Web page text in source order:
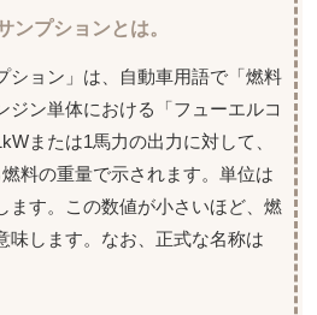
ンプションとは。
ション」は、自動車用語で「燃料
ジン単体における「フューエルコ
または1馬力の出力に対して、
料の重量で示されます。単位は
ます。この数値が小さいほど、燃
味します。なお、正式な名称は